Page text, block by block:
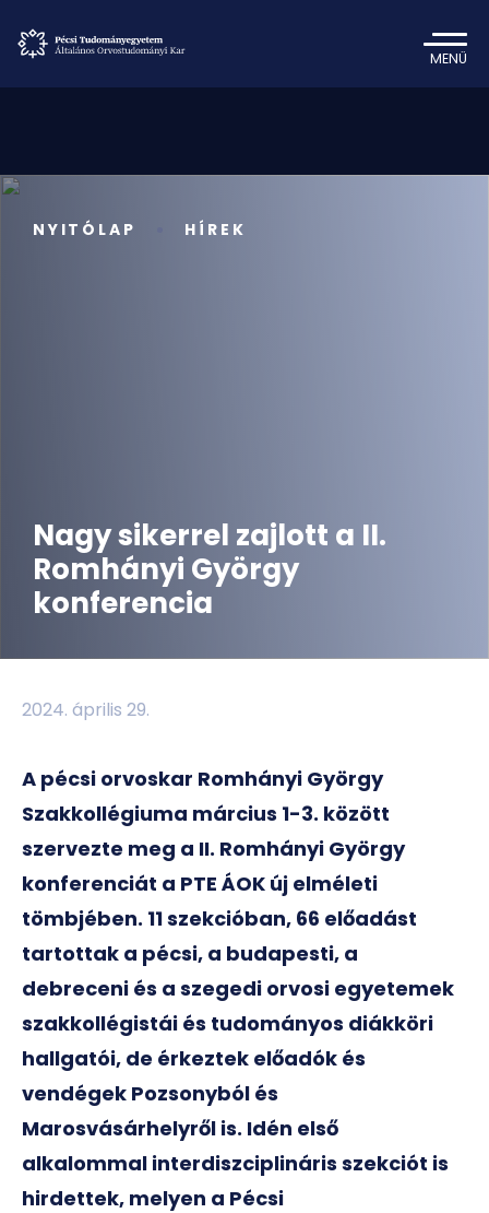
MENÜ
NYITÓLAP HÍREK
Nagy sikerrel zajlott a II.
Romhányi György
konferencia
2024. április 29.
A pécsi orvoskar Romhányi György
Szakkollégiuma március 1-3. között
szervezte meg a II. Romhányi György
konferenciát a PTE ÁOK új elméleti
tömbjében. 11 szekcióban, 66 előadást
tartottak a pécsi, a budapesti, a
debreceni és a szegedi orvosi egyetemek
szakkollégistái és tudományos diákköri
hallgatói, de érkeztek előadók és
vendégek Pozsonyból és
Marosvásárhelyről is. Idén első
alkalommal interdiszciplináris szekciót is
hirdettek, melyen a Pécsi